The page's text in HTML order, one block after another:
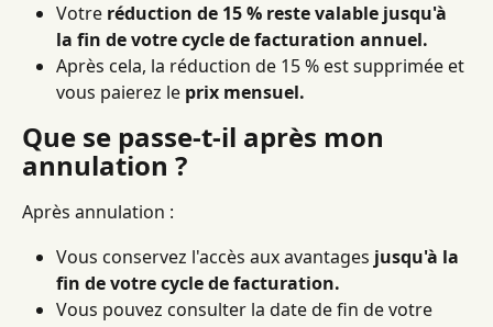
Votre réduction de 15 % reste valable jusqu'à
la fin de votre cycle de facturation annuel.
Après cela, la réduction de 15 % est supprimée et
vous paierez le prix mensuel.
Que se passe-t-il après mon
annulation ?
Après annulation :
Vous conservez l'accès aux avantages jusqu'à la
fin de votre cycle de facturation.
Vous pouvez consulter la date de fin de votre